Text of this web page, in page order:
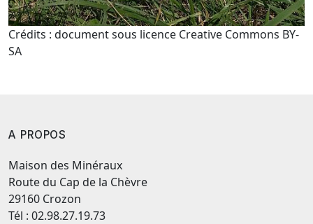
Crédits : document sous licence Creative Commons BY-
SA
A PROPOS
Maison des Minéraux
Route du Cap de la Chèvre
29160 Crozon
Tél : 02.98.27.19.73